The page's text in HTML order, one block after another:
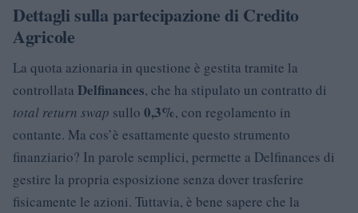
Dettagli sulla partecipazione di Credito
Agricole
La quota azionaria in questione è gestita tramite la
controllata Delfinances, che ha stipulato un contratto di
total return swap sullo 0,3%, con regolamento in
contante. Ma cos’è esattamente questo strumento
finanziario? In parole semplici, permette a Delfinances di
gestire la propria esposizione senza dover trasferire
fisicamente le azioni. Tuttavia, è bene sapere che la